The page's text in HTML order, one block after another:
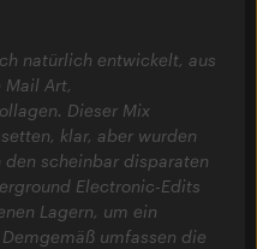
natürlich entwickelt, aus
Mail Art,
Dieser Mix
klar, aber wurden
scheinbar disparaten
Electronic-Edits
Lagern, um ein
umfassen die